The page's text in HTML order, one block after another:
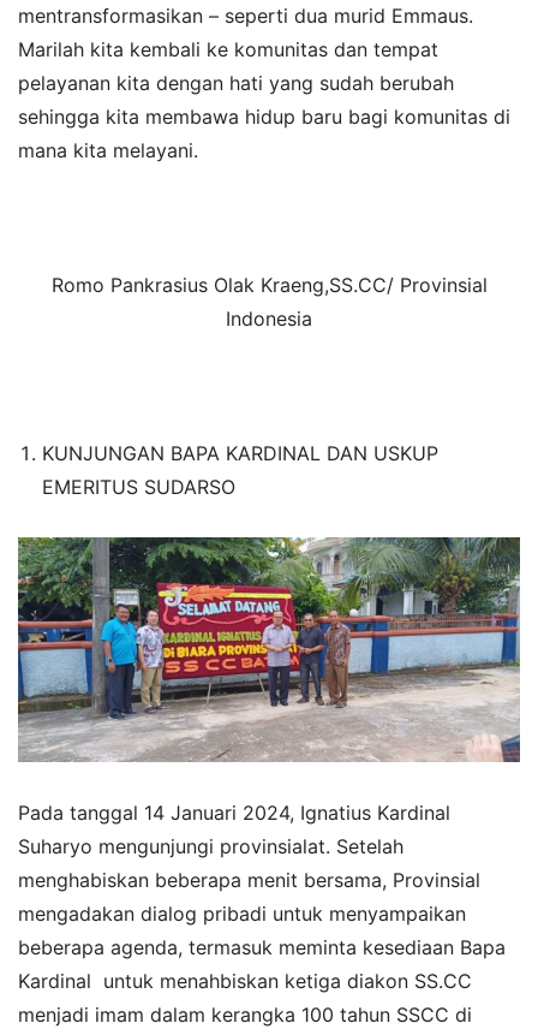
mentransformasikan – seperti dua murid Emmaus.
Marilah kita kembali ke komunitas dan tempat
pelayanan kita dengan hati yang sudah berubah
sehingga kita membawa hidup baru bagi komunitas di
mana kita melayani.
Romo Pankrasius Olak Kraeng,SS.CC/ Provinsial
Indonesia
KUNJUNGAN BAPA KARDINAL DAN USKUP
EMERITUS SUDARSO
Pada tanggal 14 Januari 2024, Ignatius Kardinal
Suharyo mengunjungi provinsialat. Setelah
menghabiskan beberapa menit bersama, Provinsial
mengadakan dialog pribadi untuk menyampaikan
beberapa agenda, termasuk meminta kesediaan Bapa
Kardinal untuk menahbiskan ketiga diakon SS.CC
menjadi imam dalam kerangka 100 tahun SSCC di